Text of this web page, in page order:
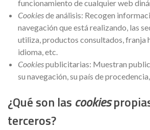
funcionamiento de cualquier web
Cookiesde análisis: Recogen
navegación que está realizando, las
utiliza, productos consultados, franja
idioma, etc.
Cookiespublicitarias: Muestran
su navegación, su país de
¿Qué son las cookies
terceros?